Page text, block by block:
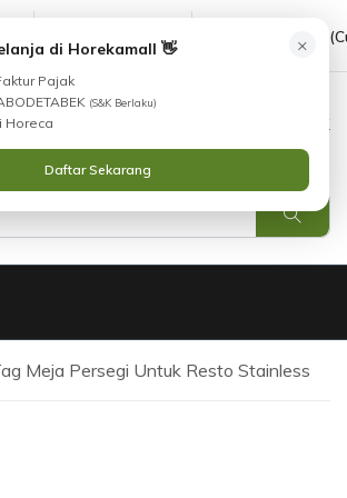
(021) 38783380 08551688000
Masuk
×
di Horekamall 👋
Pajak
(S&K Berlaku)
Horeca
Daftar Sekarang
Meja Persegi Untuk Resto Stainless
Produk yang Anda Cari?
Silahkan lihatKatalog
Hubungi Kami